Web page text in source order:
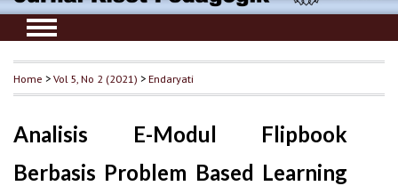
Home >Vol 5, No 2 (2021) >Endaryati
Analisis E-Modul Flipbook
Berbasis Problem Based Learning